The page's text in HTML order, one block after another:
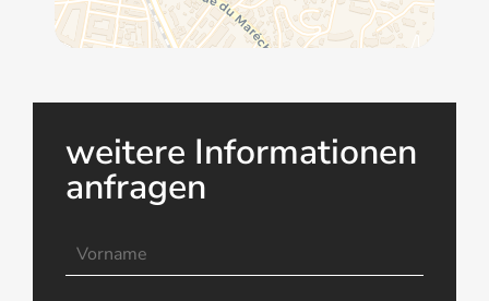
weitere Informationen
anfragen